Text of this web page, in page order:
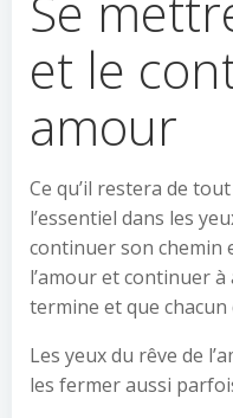
et le
amour
Ce qu’il restera de
l’essentiel dans les
continuer son chemin
l’amour et continuer
termine et que chacun
Les yeux du rêve de
les fermer aussi